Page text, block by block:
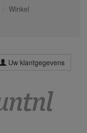
Winkel
Uw klantgegevens